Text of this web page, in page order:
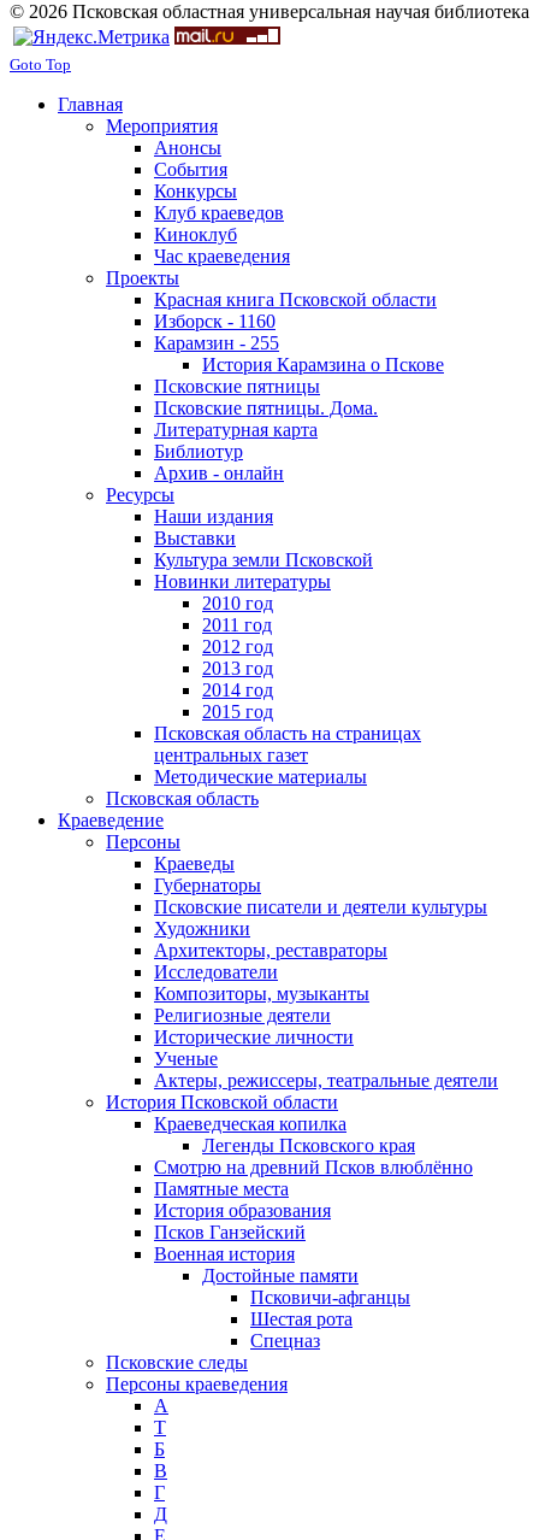
© 2026 Псковская областная универсальная научая библиотека
Goto Top
Главная
Мероприятия
Анонсы
События
Конкурсы
Клуб краеведов
Киноклуб
Час краеведения
Проекты
Красная книга Псковской области
Изборск - 1160
Карамзин - 255
История Карамзина о Пскове
Псковские пятницы
Псковские пятницы. Дома.
Литературная карта
Библиотур
Архив - онлайн
Ресурсы
Наши издания
Выставки
Культура земли Псковской
Новинки литературы
2010 год
2011 год
2012 год
2013 год
2014 год
2015 год
Псковская область на страницах
центральных газет
Методические материалы
Псковская область
Краеведение
Персоны
Краеведы
Губернаторы
Псковские писатели и деятели культуры
Художники
Архитекторы, реставраторы
Исследователи
Композиторы, музыканты
Религиозные деятели
Исторические личности
Ученые
Актеры, режиссеры, театральные деятели
История Псковской области
Краеведческая копилка
Легенды Псковского края
Смотрю на древний Псков влюблённо
Памятные места
История образования
Псков Ганзейский
Военная история
Достойные памяти
Псковичи-афганцы
Шестая рота
Спецназ
Псковские следы
Персоны краеведения
А
T
Б
В
Г
Д